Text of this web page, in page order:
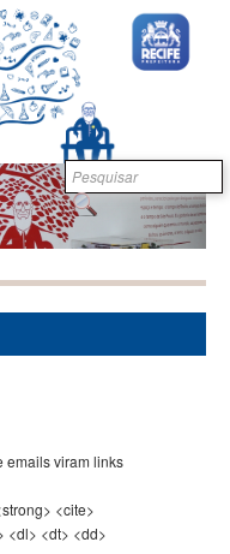
Formulário de
busca
emails viram links
<cite>
<dl> <dt> <dd>